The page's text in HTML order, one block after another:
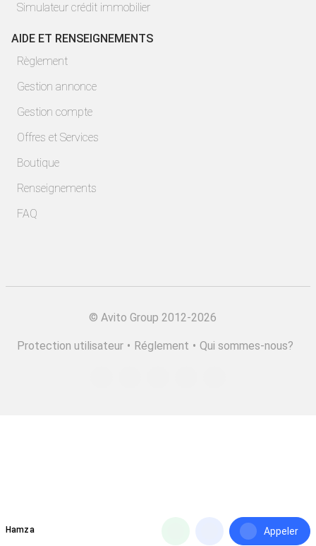
Hamza Appeler
Simulateur crédit immobilier
AIDE ET RENSEIGNEMENTS
Règlement
Gestion annonce
Gestion compte
Offres et Services
Boutique
Renseignements
FAQ
© Avito Group 2012-2026
Protection utilisateur • Réglement • Qui sommes-nous?